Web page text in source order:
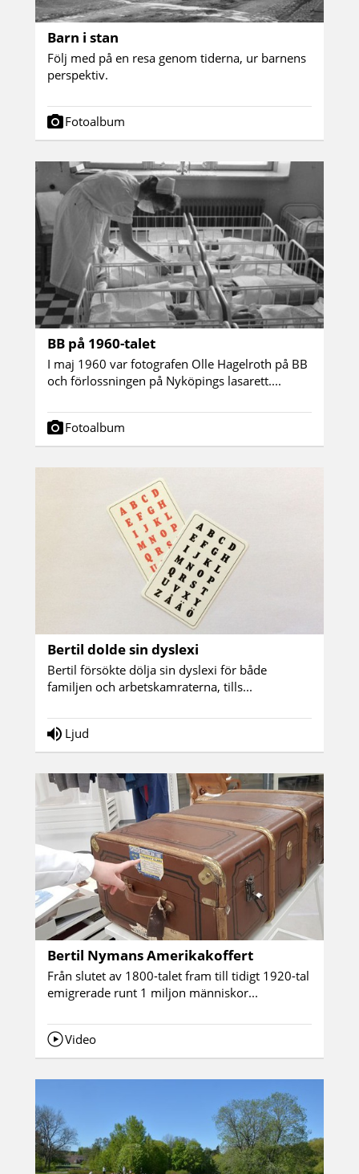
Barn i stan
Följ med på en resa genom tiderna, ur barnens
perspektiv.
Fotoalbum
BB på 1960-talet
I maj 1960 var fotografen Olle Hagelroth på BB
och förlossningen på Nyköpings lasarett....
Fotoalbum
Bertil dolde sin dyslexi
Bertil försökte dölja sin dyslexi för både
familjen och arbetskamraterna, tills...
Ljud
Bertil Nymans Amerikakoffert
Från slutet av 1800-talet fram till tidigt 1920-tal
emigrerade runt 1 miljon människor...
Video